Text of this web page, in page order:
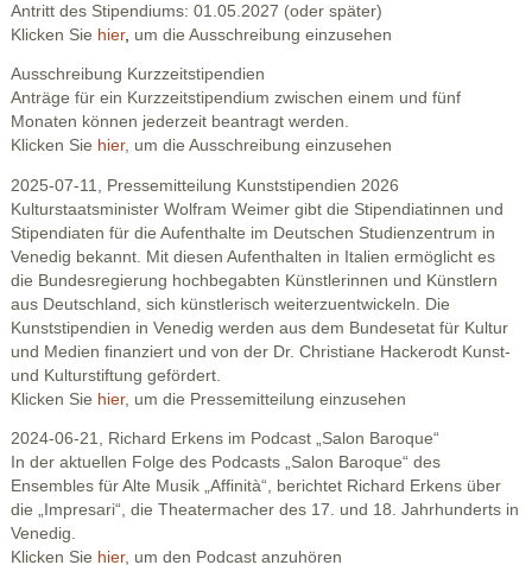
Antritt des Stipendiums: 01.05.2027 (oder später)
Klicken Sie hier, um die Ausschreibung einzusehen
Ausschreibung Kurzzeitstipendien
Anträge für ein Kurzzeitstipendium zwischen einem und fünf
Monaten können jederzeit beantragt werden.
Klicken Sie hier, um die Ausschreibung einzusehen
2025-07-11, Pressemitteilung Kunststipendien 2026
Kulturstaatsminister Wolfram Weimer gibt die Stipendiatinnen und
Stipendiaten für die Aufenthalte im Deutschen Studienzentrum in
Venedig bekannt. Mit diesen Aufenthalten in Italien ermöglicht es
die Bundesregierung hochbegabten Künstlerinnen und Künstlern
aus Deutschland, sich künstlerisch weiterzuentwickeln. Die
Kunststipendien in Venedig werden aus dem Bundesetat für Kultur
und Medien finanziert und von der Dr. Christiane Hackerodt Kunst-
und Kulturstiftung gefördert.
Klicken Sie hier, um die Pressemitteilung einzusehen
2024-06-21, Richard Erkens im Podcast „Salon Baroque“
In der aktuellen Folge des Podcasts „Salon Baroque“ des
Ensembles für Alte Musik „Affinità“, berichtet Richard Erkens über
die „Impresari“, die Theatermacher des 17. und 18. Jahrhunderts in
Venedig.
Klicken Sie hier, um den Podcast anzuhören